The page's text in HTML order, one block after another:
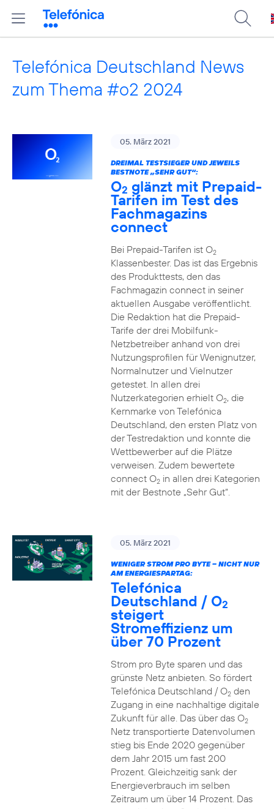
Telefónica Deutschland News
zum Thema #o2 2024
05. März 2021
DREIMAL TESTSIEGER UND JEWEILS
BESTNOTE „SEHR GUT“:
O2 glänzt mit Prepaid-
Tarifen im Test des
Fachmagazins
connect
Bei Prepaid-Tarifen ist O2
Klassenbester. Das ist das Ergebnis
des Produkttests, den das
Fachmagazin connect in seiner
aktuellen Ausgabe veröffentlicht.
Die Redaktion hat die Prepaid-
Tarife der drei Mobilfunk-
Netzbetreiber anhand von drei
Nutzungsprofilen für Wenignutzer,
Normalnutzer und Vielnutzer
getestet. In allen drei
Nutzerkategorien erhielt O2, die
Kernmarke von Telefónica
Deutschland, den ersten Platz von
der Testredaktion und konnte die
Wettbewerber auf die Plätze
verweisen. Zudem bewertete
connect O2in allen drei Kategorien
mit der Bestnote „Sehr Gut“.
05. März 2021
WENIGER STROM PRO BYTE – NICHT NUR
AM ENERGIESPARTAG:
Telefónica
Deutschland / O2
steigert
Stromeffizienz um
über 70 Prozent
Strom pro Byte sparen und das
grünste Netz anbieten. So fördert
Telefónica Deutschland / O2den
Zugang in eine nachhaltige digitale
Zukunft für alle. Das über das O2
Netz transportierte Datenvolumen
stieg bis Ende 2020 gegenüber
dem Jahr 2015 um fast 200
Prozent. Gleichzeitig sank der
Energieverbrauch im selben
Zeitraum um über 14 Prozent. Das